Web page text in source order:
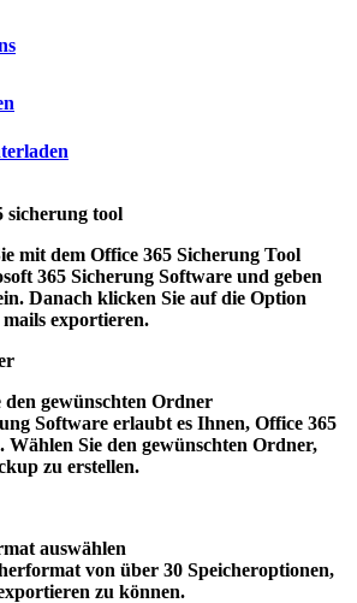
mit dem Office 365 Sicherung Tool
365 Sicherung Software und geben
Danach klicken Sie auf die Option
mails exportieren.
gewünschten Ordner
Software erlaubt es Ihnen, Office 365
Sie den gewünschten Ordner,
zu erstellen.
auswählen
von über 30 Speicheroptionen,
zu können.